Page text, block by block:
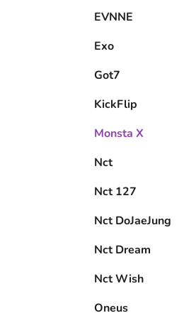
EVNNE
Exo
Got7
KickFlip
Monsta X
Nct
Nct 127
Nct DoJaeJung
Nct Dream
Nct Wish
Oneus